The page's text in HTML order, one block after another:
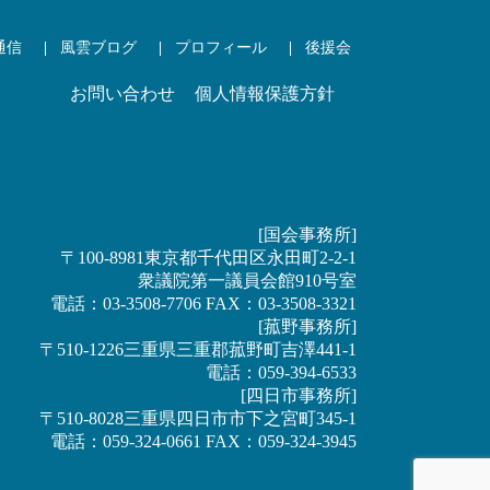
信 風雲ブログ プロフィール 後援会
お問い合わせ 個人情報保護方針
[国会事務所]
〒100-8981東京都千代田区永田町2-2-1
衆議院第一議員会館910号室
電話：03-3508-7706 FAX：03-3508-3321
[菰野事務所]
〒510-1226三重県三重郡菰野町吉澤441-1
電話：059-394-6533
[四日市事務所]
〒510-8028三重県四日市市下之宮町345-1
電話：059-324-0661 FAX：059-324-3945